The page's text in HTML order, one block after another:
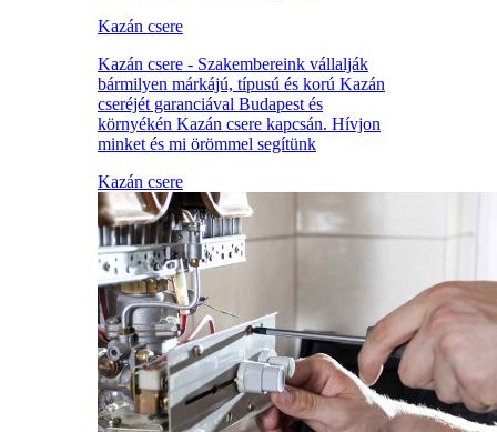
Kazán csere
Kazán csere - Szakembereink vállalják
bármilyen márkájú, típusú és korú Kazán
cseréjét garanciával Budapest és
környékén Kazán csere kapcsán. Hívjon
minket és mi örömmel segítünk
Kazán csere